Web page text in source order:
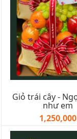
Giỏ trái cây -
như em
1,250,000